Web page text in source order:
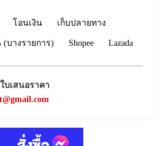
โอนเงิน เก็บปลายทาง
(บางรายการ) Shopee Lazada
บเสนอราคา